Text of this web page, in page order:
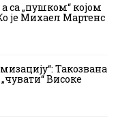
са „пушком“ којом
је Михаел Мартенс
Такозвана
Високе